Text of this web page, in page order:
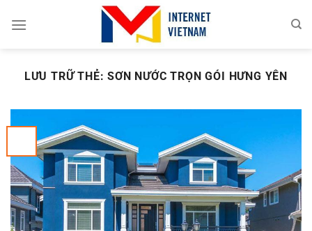
đến
LƯU TRỮ THẺ:SƠN NƯỚC TRỌN GÓI HƯNG YÊN